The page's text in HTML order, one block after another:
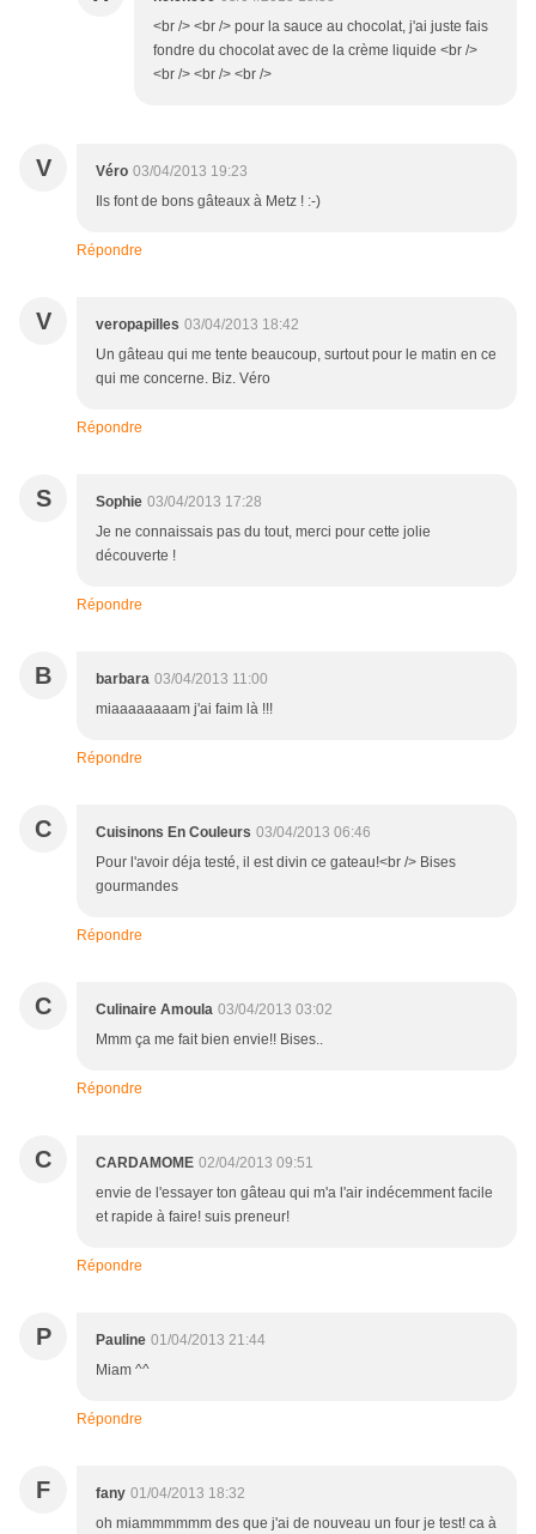
<br /> <br /> pour la sauce au chocolat, j'ai juste fais
fondre du chocolat avec de la crème liquide <br />
<br /> <br /> <br />
V Véro 03/04/2013 19:23
Ils font de bons gâteaux à Metz ! :-)
Répondre
V veropapilles 03/04/2013 18:42
Un gâteau qui me tente beaucoup, surtout pour le matin en ce
qui me concerne. Biz. Véro
Répondre
S Sophie 03/04/2013 17:28
Je ne connaissais pas du tout, merci pour cette jolie
découverte !
Répondre
B barbara 03/04/2013 11:00
miaaaaaaaam j'ai faim là !!!
Répondre
C Cuisinons En Couleurs 03/04/2013 06:46
Pour l'avoir déja testé, il est divin ce gateau!<br /> Bises
gourmandes
Répondre
C Culinaire Amoula 03/04/2013 03:02
Mmm ça me fait bien envie!! Bises..
Répondre
C CARDAMOME 02/04/2013 09:51
envie de l'essayer ton gâteau qui m'a l'air indécemment facile
et rapide à faire! suis preneur!
Répondre
P Pauline 01/04/2013 21:44
Miam ^^
Répondre
F fany 01/04/2013 18:32
oh miammmmmm des que j'ai de nouveau un four je test! ca à